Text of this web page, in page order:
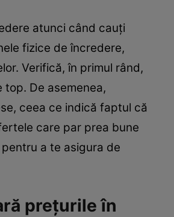
atunci când cauți
fizice de încredere,
Verifică, în primul rând,
De asemenea,
ceea ce indică faptul că
care par prea bune
a te asigura de
prețurile în